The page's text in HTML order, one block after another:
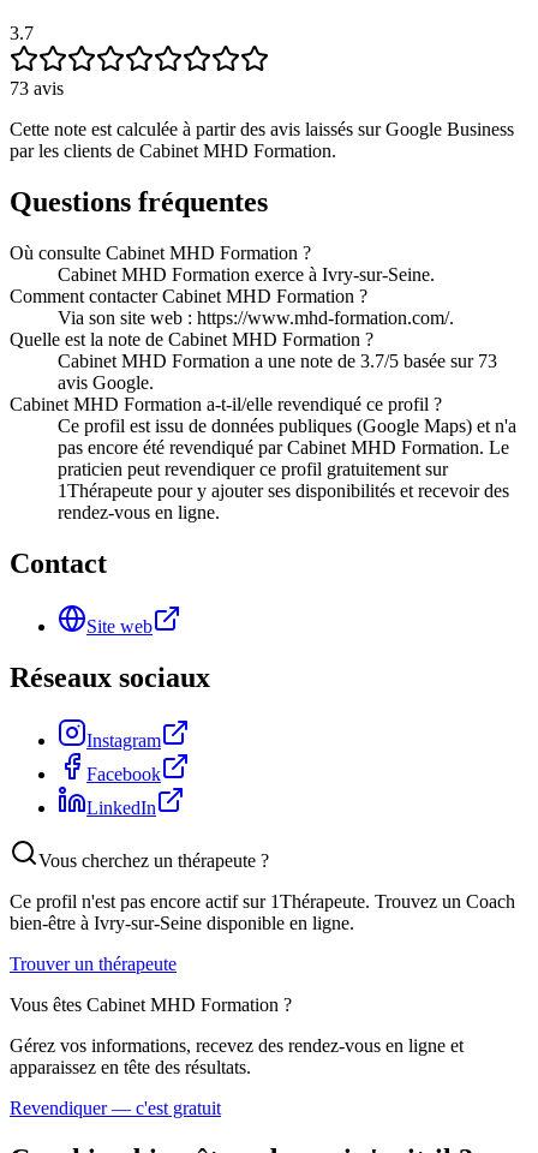
3.7
73 avis
Cette note est calculée à partir des avis laissés sur Google Business
par les clients de Cabinet MHD Formation.
Questions fréquentes
Où consulte Cabinet MHD Formation ?
Cabinet MHD Formation exerce à Ivry-sur-Seine.
Comment contacter Cabinet MHD Formation ?
Via son site web : https://www.mhd-formation.com/.
Quelle est la note de Cabinet MHD Formation ?
Cabinet MHD Formation a une note de 3.7/5 basée sur 73
avis Google.
Cabinet MHD Formation a-t-il/elle revendiqué ce profil ?
Ce profil est issu de données publiques (Google Maps) et n'a
pas encore été revendiqué par Cabinet MHD Formation. Le
praticien peut revendiquer ce profil gratuitement sur
1Thérapeute pour y ajouter ses disponibilités et recevoir des
rendez-vous en ligne.
Contact
Site web
Réseaux sociaux
Instagram
Facebook
LinkedIn
Vous cherchez un thérapeute ?
Ce profil n'est pas encore actif sur 1Thérapeute. Trouvez un Coach
bien-être à Ivry-sur-Seine disponible en ligne.
Trouver un thérapeute
Vous êtes Cabinet MHD Formation ?
Gérez vos informations, recevez des rendez-vous en ligne et
apparaissez en tête des résultats.
Revendiquer — c'est gratuit